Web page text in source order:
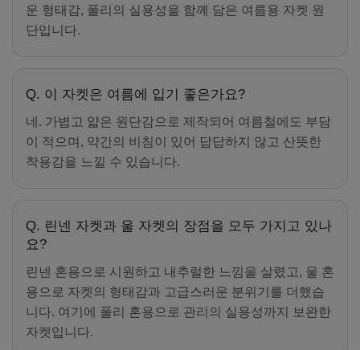
운 형태감, 폴리의 실용성을 함께 담은 여름용 자켓 원
단입니다.
Q. 이 자켓은 여름에 입기 좋은가요?
네. 가볍고 얇은 원단감으로 제작되어 여름철에도 부담
이 적으며, 약간의 비침이 있어 답답하지 않고 산뜻한
착용감을 느낄 수 있습니다.
Q. 린넨 자켓과 울 자켓의 장점을 모두 가지고 있나
요?
린넨 혼용으로 시원하고 내추럴한 느낌을 살렸고, 울 혼
용으로 자켓의 형태감과 고급스러운 분위기를 더했습
니다. 여기에 폴리 혼용으로 관리의 실용성까지 보완한
자켓입니다.